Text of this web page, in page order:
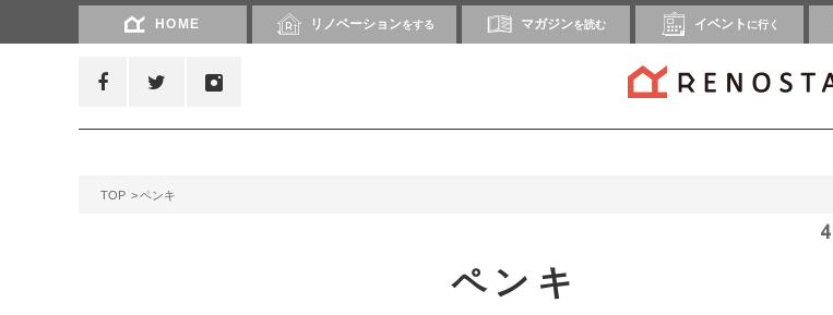
HOME リノベーションをする マガジンを読む イベント に行く
TOP ペンキ
4
ペンキ